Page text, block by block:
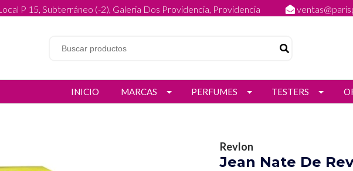
P 15, Subterráneo (-2), Galeria Dos Providencia, Providencia
INICIO MARCAS PERFUMES TESTERS
Revlon
Jean Nate De